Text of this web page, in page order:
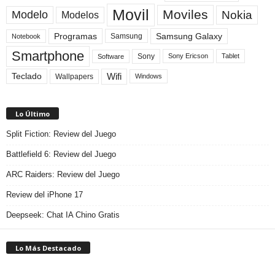
Modelo Modelos Movil Moviles Nokia
Notebook Programas Samsung Samsung Galaxy
Smartphone Software Sony Sony Ericson Tablet
Teclado Wallpapers Wifi Windows
Lo Último
Split Fiction: Review del Juego
Battlefield 6: Review del Juego
ARC Raiders: Review del Juego
Review del iPhone 17
Deepseek: Chat IA Chino Gratis
Lo Más Destacado